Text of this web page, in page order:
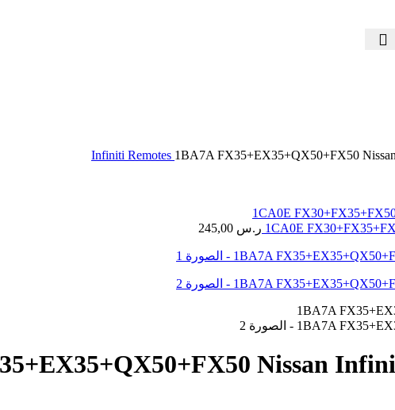
Infiniti Remotes 1BA7A FX35+EX35+QX50+FX50
1CA0E ر.س
Nissan